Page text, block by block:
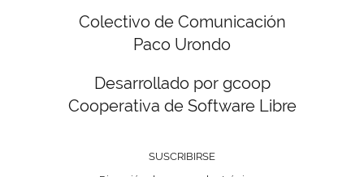
Colectivo de Comunicación
Paco Urondo
Desarrollado por gcoop
Cooperativa de Software Libre
SUSCRIBIRSE